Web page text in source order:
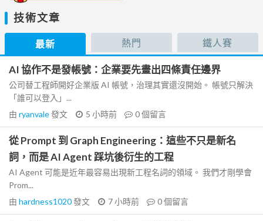
技術文章
最新 熱門 鐵人賽
AI 協作不是發帳號：企業要先畫出四條責任邊界
公司替工程師開好企業版 AI 帳號，治理其實還沒開始。 帳號只解決
「誰可以登入」...
由 ryanvale發文 5 小時前 0個留言
從 Prompt 到 Graph Engineering：這些不只是新名
詞，而是 AI Agent 踩坑後衍生的工程
AI Agent 可能是近年最容易出現新工程名詞的領域。 我們才剛學會
Prom...
由 hardness1020發文 7 小時前 0個留言